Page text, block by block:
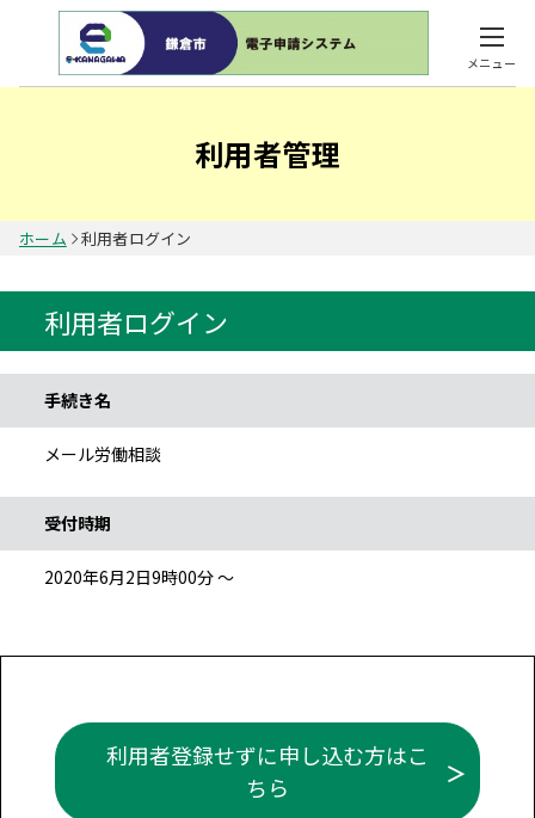
メニュー
利用者管理
ホーム 利用者ログイン
利用者ログイン
手続き名
メール労働相談
受付時期
2020年6月2日9時00分 ～
利用者登録せずに申し込む方はこ
ちら